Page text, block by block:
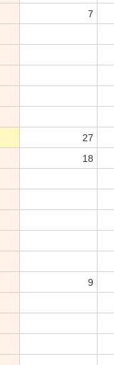
7
27
18
9